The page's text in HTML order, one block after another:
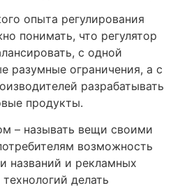
опыта регулирования
понимать, что регулятор
с одной
разумные ограничения, а с
разрабатывать
продукты.
– называть вещи своими
возможность
названий и рекламных
делать